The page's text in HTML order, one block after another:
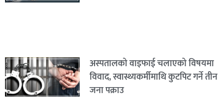
अस्पतालको वाइफाई चलाएको विषयमा
विवाद, स्वास्थ्यकर्मीमाथि कुटपिट गर्ने तीन
जना पक्राउ